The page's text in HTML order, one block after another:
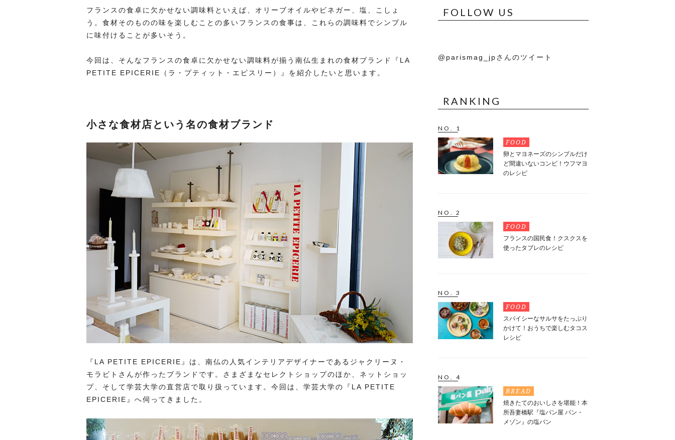
フランスの食卓に欠かせない調味料といえば、オリーブオイルやビネガー、塩、こしょ
う。食材そのものの味を楽しむことの多いフランスの食事は、これらの調味料でシンプル
に味付けることが多いそう。
今回は、そんなフランスの食卓に欠かせない調味料が揃う南仏生まれの食材ブランド『LA
PETITE EPICERIE（ラ・プティット・エピスリー）』を紹介したいと思います。
小さな食材店という名の食材ブランド
『LA PETITE EPICERIE』は、南仏の人気インテリアデザイナーであるジャクリーヌ・
モラビトさんが作ったブランドです。さまざまなセレクトショップのほか、ネットショッ
プ、そして学芸大学の直営店で取り扱っています。今回は、学芸大学の『LA PETITE
EPICERIE』へ伺ってきました。
FOLLOW US
@parismag_jpさんのツイート
RANKING
NO. 1
FOOD
卵とマヨネーズのシンプルだけ
ど間違いないコンビ！ウフマヨ
のレシピ
NO. 2
FOOD
フランスの国民食！クスクスを
使ったタブレのレシピ
NO. 3
FOOD
スパイシーなサルサをたっぷり
かけて！おうちで楽しむタコス
レシピ
NO. 4
BREAD
焼きたてのおいしさを堪能！本
所吾妻橋駅『塩パン屋 パン・
メゾン』の塩パン